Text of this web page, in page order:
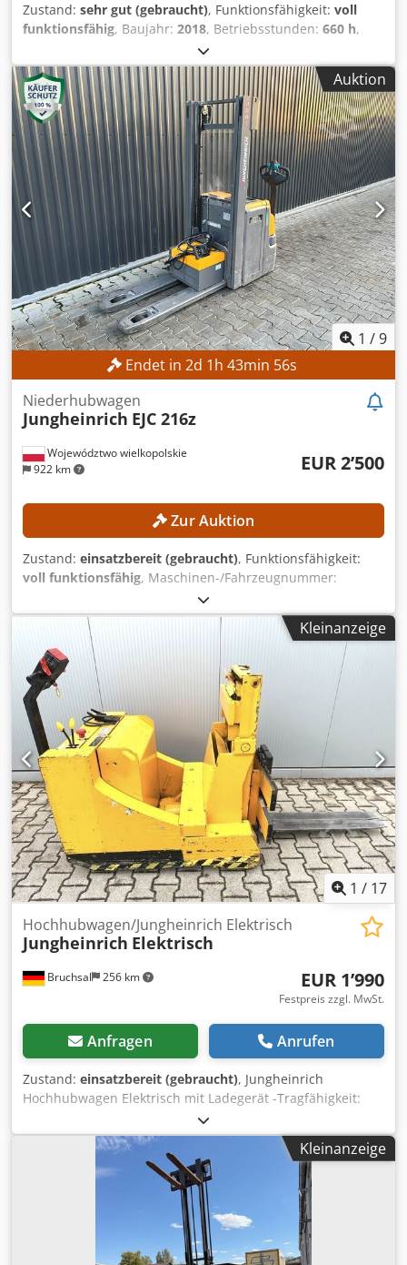
Zustand: sehr gut (gebraucht), Funktionsfähigkeit: voll
funktionsfähig, Baujahr: 2018, Betriebsstunden: 660 h,
, Hubhöhe:4’350 mm
Lastschwerpunkt:500 mm, Kraftstofftyp:elektrisch,
Masttyp:Sonstige, Getriebetyp: Automatisch,
Batteriekapazität:805 Ah , Batteriespannung:24 V, Farbe:
Gelb, Ausstattung:CE-Kennzeichnung, Kopfschutz,
Palettengabeln, Scheckheftgepflegt, Seitenschieber, Nur
660 Betriebsstunden Jungheinrich Elektrostapler EFG 113,
Hubhöhe 4000 mm, Gabelzinken 1200x100x35,
Fahrerschutzdach vorhanden, Lastschutzgitter vorhanden,
jedes Service, Bj. 2018 Dsdpfx Afozazmkjxewa
Auktion
1 /9
Endet in 2d 1h 43min 54s
Województwo wielkopolskie
922 km
Niederhubwagen
Jungheinrich EJC 216z
EUR 2’500
Zur Auktion
Zustand: einsatzbereit (gebraucht), Funktionsfähigkeit:
voll funktionsfähig, Maschinen-/Fahrzeugnummer:
, Betriebsstunden:
Hubhöhe:2’800 mm, Bauhöhe:1’950 mm, Kein
Mindestpreis - garantierter Verkauf zum höchsten Gebot!
TECHNISCHE DETAILS Hubhöhe: 2.800 mm Bauhöhe: 1.950
mm MASCHINEN-DETAILS Mastart: Standardmast Djdezrlw
Aopfx Afxewa Batterietyp: Lithium-Ionen-Batterie
Betriebsstunden: 560 h AUSSTATTUNG Initialhub
Ladegerät Externe Referenz: SL1145SP
Kleinanzeige
1 / 17
Bruchsal 256 km
Hochhubwagen/Jungheinrich Elektrisch
Jungheinrich Elektrisch
EUR 1’990
Festpreis zzgl. MwSt.
Anfragen Anrufen
Zustand: einsatzbereit (gebraucht), Jungheinrich
Hochhubwagen Elektrisch mit Ladegerät -Tragfähigkeit:
1000 kg Dsdpfx Afoztfh Roxswa -Lastschwerpunktabstand:
500 mm -Batterie: 24 V / 200 Ah -Batterieladegerät -
Eigengewicht ohne Batterie: 1910 kg -Eigengewicht mit
Batterie: 2140 kg -Batteriegewicht: 230 kg -Masttyp: ZT
(Teleskopmast) -Fahrgeschwindigkeit: ca. 6 km/h -Hubhöhe
Mast: 1,6 m Abmaße: LxBxH 2,5x0,8x1,2 Meter / Gewicht
Kleinanzeige